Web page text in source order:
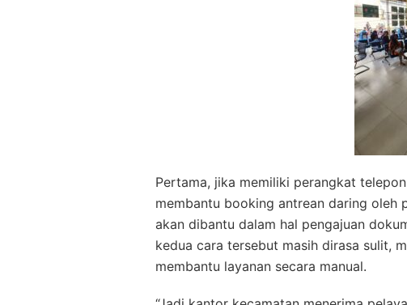
Pertama, jika memiliki perangkat
membantu booking antrean daring oleh
akan dibantu dalam hal pengajuan
kedua cara tersebut masih dirasa sulit,
membantu layanan secara manual.